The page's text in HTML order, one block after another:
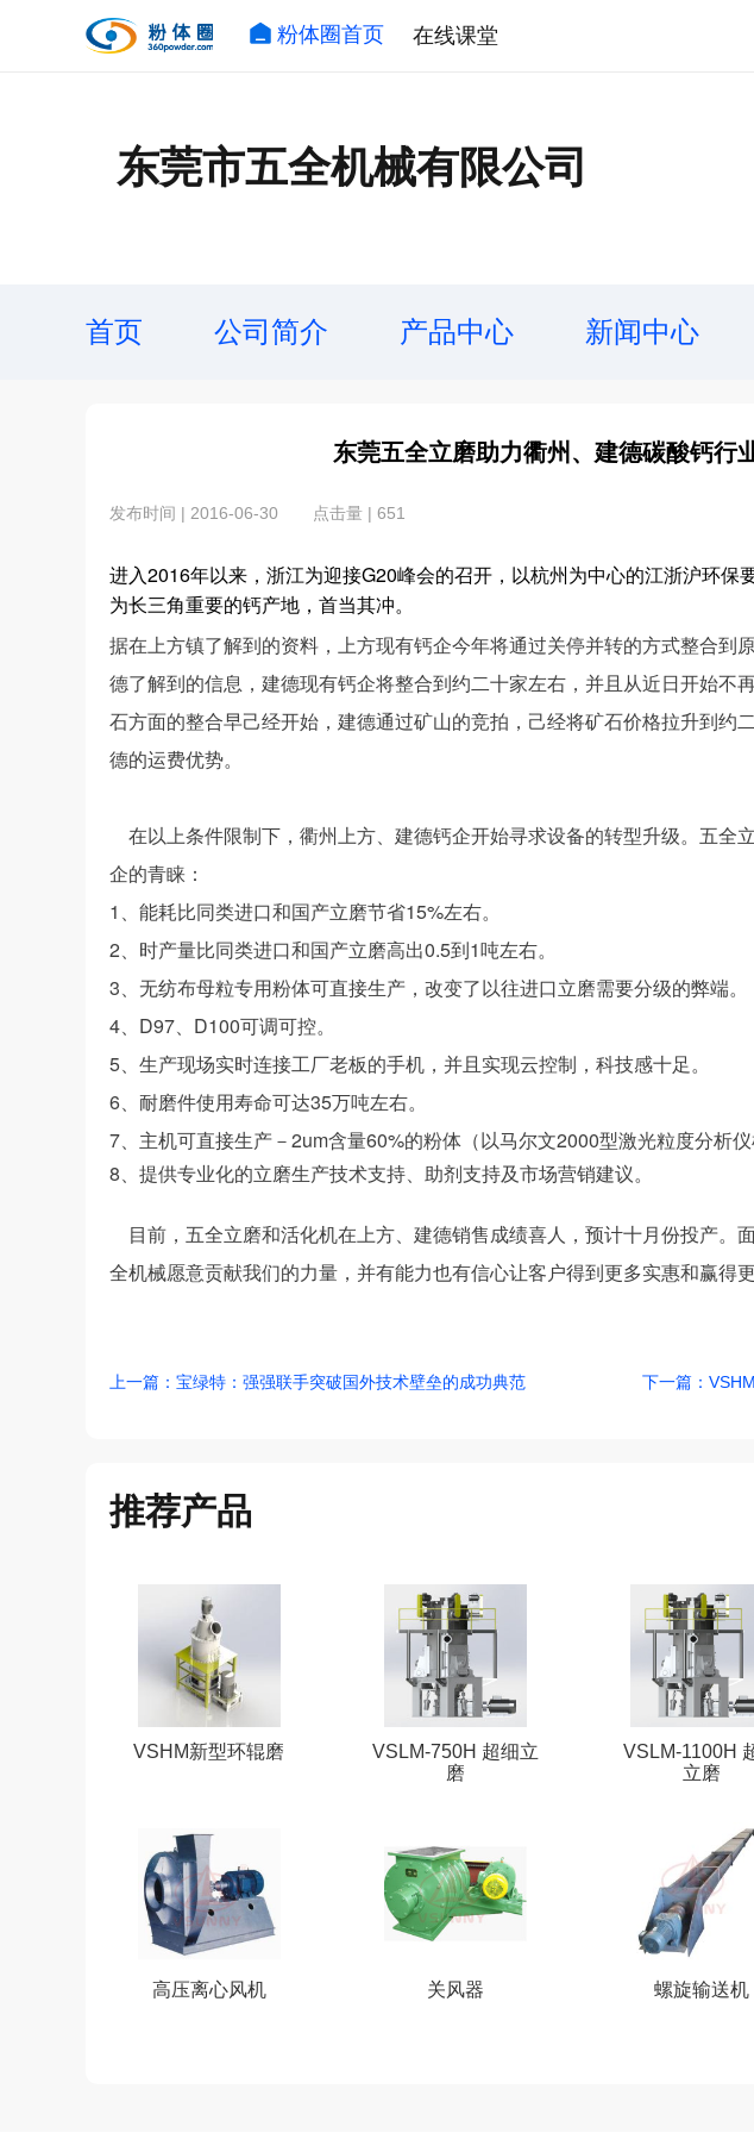
粉体圈首页 在线课堂
东莞市五全机械有限公司
首页 公司简介 产品中心 新闻中心
东莞五全立磨助力衢州、建德碳酸钙行
发布时间 | 2016-06-30 点击量 | 651
进入2016年以来，浙江为迎接G20峰会的召开，以杭州为中心的江浙沪环保
为长三角重要的钙产地，首当其冲。
据在上方镇了解到的资料，上方现有钙企今年将通过关停并转的方式整合到
德了解到的信息，建德现有钙企将整合到约二十家左右，并且从近日开始不
石方面的整合早己经开始，建德通过矿山的竞拍，己经将矿石价格拉升到约
德的运费优势。
企的青睐：
1、能耗比同类进口和国产立磨节省15%左右。
2、时产量比同类进口和国产立磨高出0.5到1吨左右。
3、无纺布母粒专用粉体可直接生产，改变了以往进口立磨需要分级的弊端。
4、D97、D100可调可控。
5、生产现场实时连接工厂老板的手机，并且实现云控制，科技感十足。
6、耐磨件使用寿命可达35万吨左右。
7、主机可直接生产－2um含量60%的粉体（以马尔文2000型激光粒度分析仪
8、提供专业化的立磨生产技术支持、助剂支持及市场营销建议。
全机械愿意贡献我们的力量，并有能力也有信心让客户得到更多实惠和赢得更
上一篇：宝绿特：强强联手突破国外技术壁垒的成功典范
推荐产品
VSHM新型环辊磨
VSLM-750H 超细立
磨
VSLM-1100H
立磨
高压离心风机 关风器 螺旋输送机